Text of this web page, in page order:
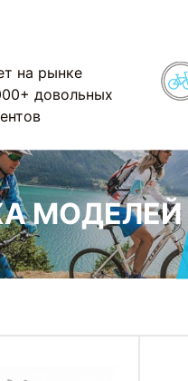
на рынке
довольных
МОДЕЛЕЙ